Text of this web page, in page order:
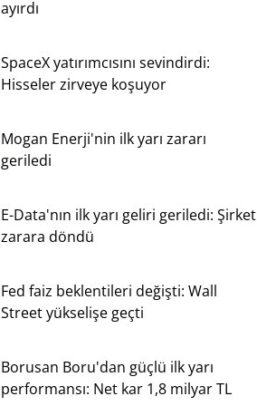
ayırdı
SpaceX yatırımcısını sevindirdi:
Hisseler zirveye koşuyor
Mogan Enerji'nin ilk yarı zararı
geriledi
E-Data'nın ilk yarı geliri geriledi: Şirket
zarara döndü
Fed faiz beklentileri değişti: Wall
Street yükselişe geçti
Borusan Boru'dan güçlü ilk yarı
performansı: Net kar 1,8 milyar TL